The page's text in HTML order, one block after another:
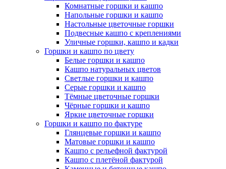
Комнатные горшки и кашпо
Напольные горшки и кашпо
Настольные цветочные горшки
Подвесные кашпо с креплениями
Уличные горшки, кашпо и кадки
Горшки и кашпо по цвету
Белые горшки и кашпо
Кашпо натуральных цветов
Светлые горшки и кашпо
Серые горшки и кашпо
Тёмные цветочные горшки
Чёрные горшки и кашпо
Яркие цветочные горшки
Горшки и кашпо по фактуре
Глянцевые горшки и кашпо
Матовые горшки и кашпо
Кашпо с рельефной фактурой
Кашпо с плетёной фактурой